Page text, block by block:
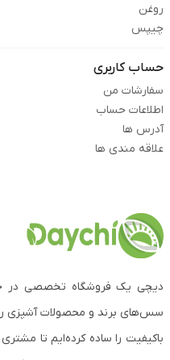
روغن
چیپس
حساب کاربری
سفارشات من
اطلاعات حساب
آدرس ها
علاقه مندی ها
دیچی یک فروشگاه تخصصی در
سس‌های برند و محصولات آشپزی
باکیفیت را ساده کرده‌ایم تا